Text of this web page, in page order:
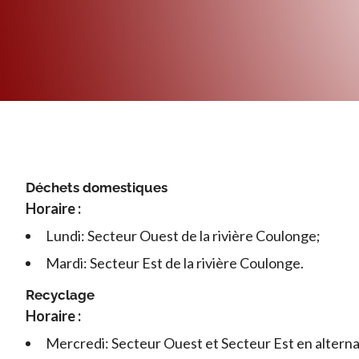
Déchets domestiques
Horaire :
Lundi: Secteur Ouest de la rivière Coulonge;
Mardi: Secteur Est de la rivière Coulonge.
Recyclage
Horaire :
Mercredi: Secteur Ouest et Secteur Est en